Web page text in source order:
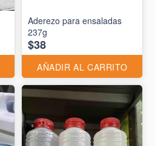
Aderezo para ensaladas
237g
$38
AÑADIR AL CARRITO